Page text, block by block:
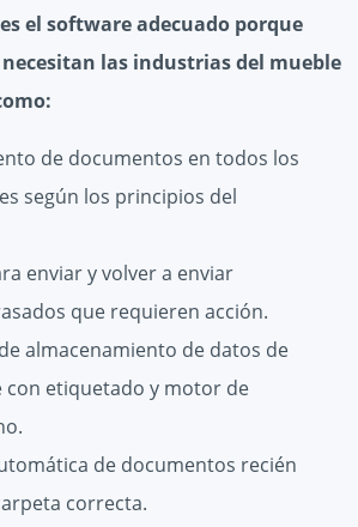
el software adecuado porque
las industrias del mueble
de documentos en todos los
según los principios del
enviar y volver a enviar
​​que requieren acción.
almacenamiento de datos de
con etiquetado y motor de
de documentos recién
correcta.